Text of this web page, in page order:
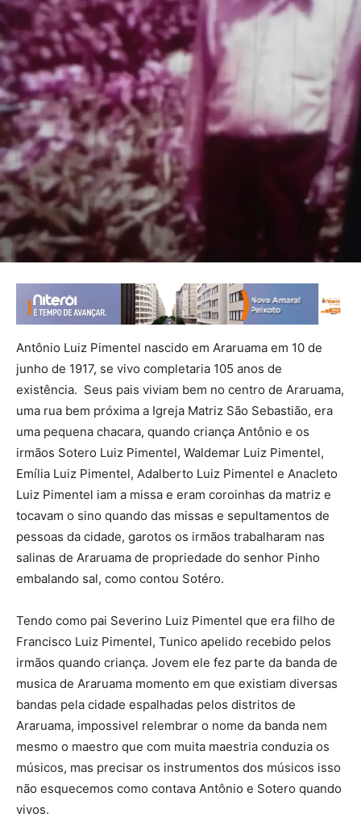
Antônio Luiz Pimentel nascido em Araruama em 10 de
junho de 1917, se vivo completaria 105 anos de
existência. Seus pais viviam bem no centro de Araruama,
uma rua bem próxima a Igreja Matriz São Sebastião, era
uma pequena chacara, quando criança Antônio e os
irmãos Sotero Luiz Pimentel, Waldemar Luiz Pimentel,
Emília Luiz Pimentel, Adalberto Luiz Pimentel e Anacleto
Luiz Pimentel iam a missa e eram coroinhas da matriz e
tocavam o sino quando das missas e sepultamentos de
pessoas da cidade, garotos os irmãos trabalharam nas
salinas de Araruama de propriedade do senhor Pinho
embalando sal, como contou Sotéro.
Tendo como pai Severino Luiz Pimentel que era filho de
Francisco Luiz Pimentel, Tunico apelido recebido pelos
irmãos quando criança. Jovem ele fez parte da banda de
musica de Araruama momento em que existiam diversas
bandas pela cidade espalhadas pelos distritos de
Araruama, impossivel relembrar o nome da banda nem
mesmo o maestro que com muita maestria conduzia os
músicos, mas precisar os instrumentos dos músicos isso
não esquecemos como contava Antônio e Sotero quando
vivos.